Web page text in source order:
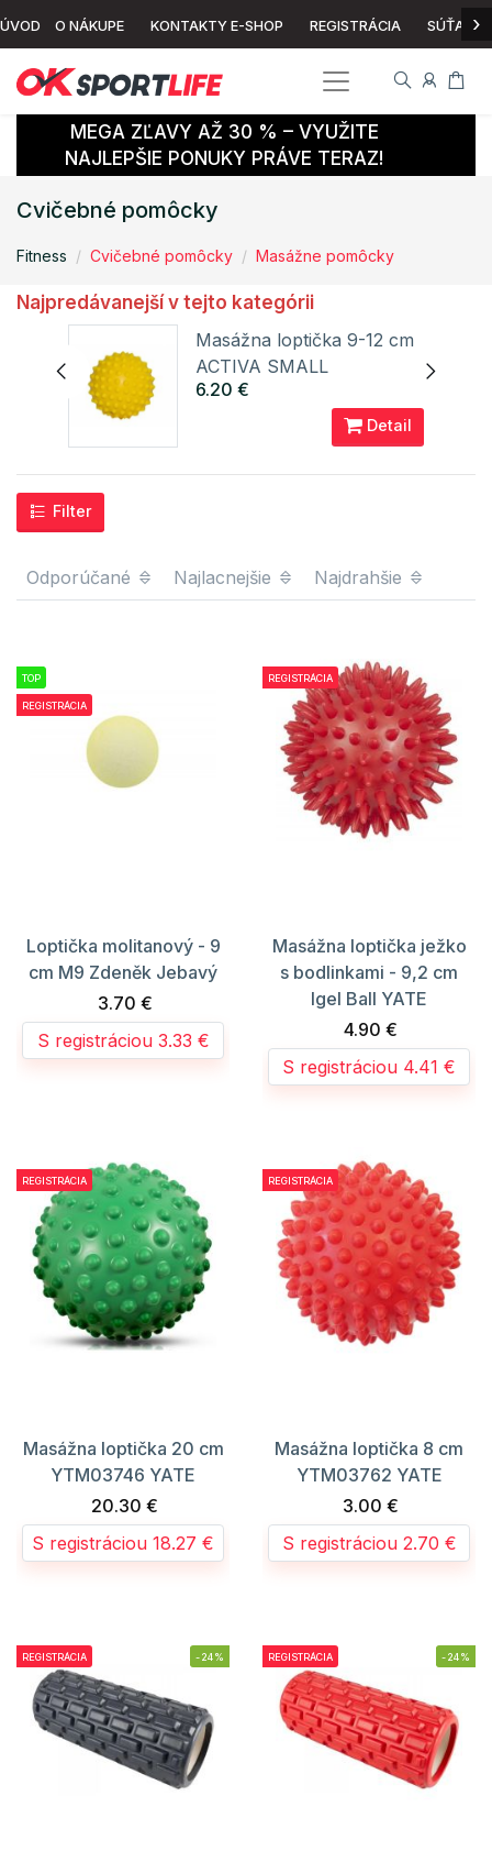
ÚVOD O NÁKUPE KONTAKTY E-SHOP REGISTRÁCIA SÚŤAŽ ›
MEGA ZĽAVY AŽ 30 % – VYUŽITE
NAJLEPŠIE PONUKY PRÁVE TERAZ!
Cvičebné pomôcky
Fitness Cvičebné pomôcky Masážne pomôcky
Najpredávanejší v tejto kategórii
Masážna loptička 9-12 cm
ACTIVA SMALL
Ledragomma
6.20 €
Detail
Filter
Odporúčané Najlacnejšie Najdrahšie
TOP
REGISTRÁCIA
Loptička molitanový - 9
cm M9 Zdeněk Jebavý
3.70 €
S registráciou 3.33 €
REGISTRÁCIA
Masážna loptička ježko
s bodlinkami - 9,2 cm
Igel Ball YATE
4.90 €
S registráciou 4.41 €
REGISTRÁCIA
Masážna loptička 20 cm
YTM03746 YATE
20.30 €
S registráciou 18.27 €
REGISTRÁCIA
Masážna loptička 8 cm
YTM03762 YATE
3.00 €
S registráciou 2.70 €
REGISTRÁCIA -24% REGISTRÁCIA -24%